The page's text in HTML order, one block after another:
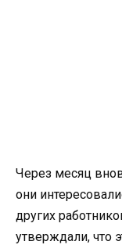
Через месяц
они
других
утверждали, что